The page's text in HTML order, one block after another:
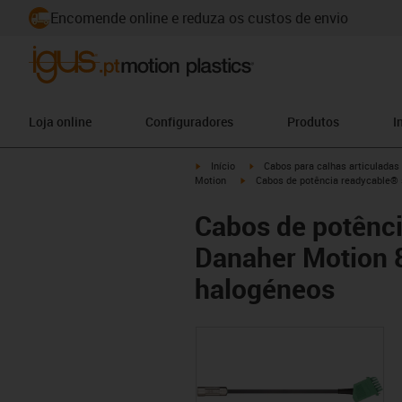
Encomende online e reduza os custos de envio
Loja online Configuradores Produtos
igus-icon-arrow-right
Início igus-icon-arrow-right
Cabos para calhas articuladas
Motion
igus-icon-arrow-right
Cabos de potência
Cabos de
Danaher Motion
halogéneos